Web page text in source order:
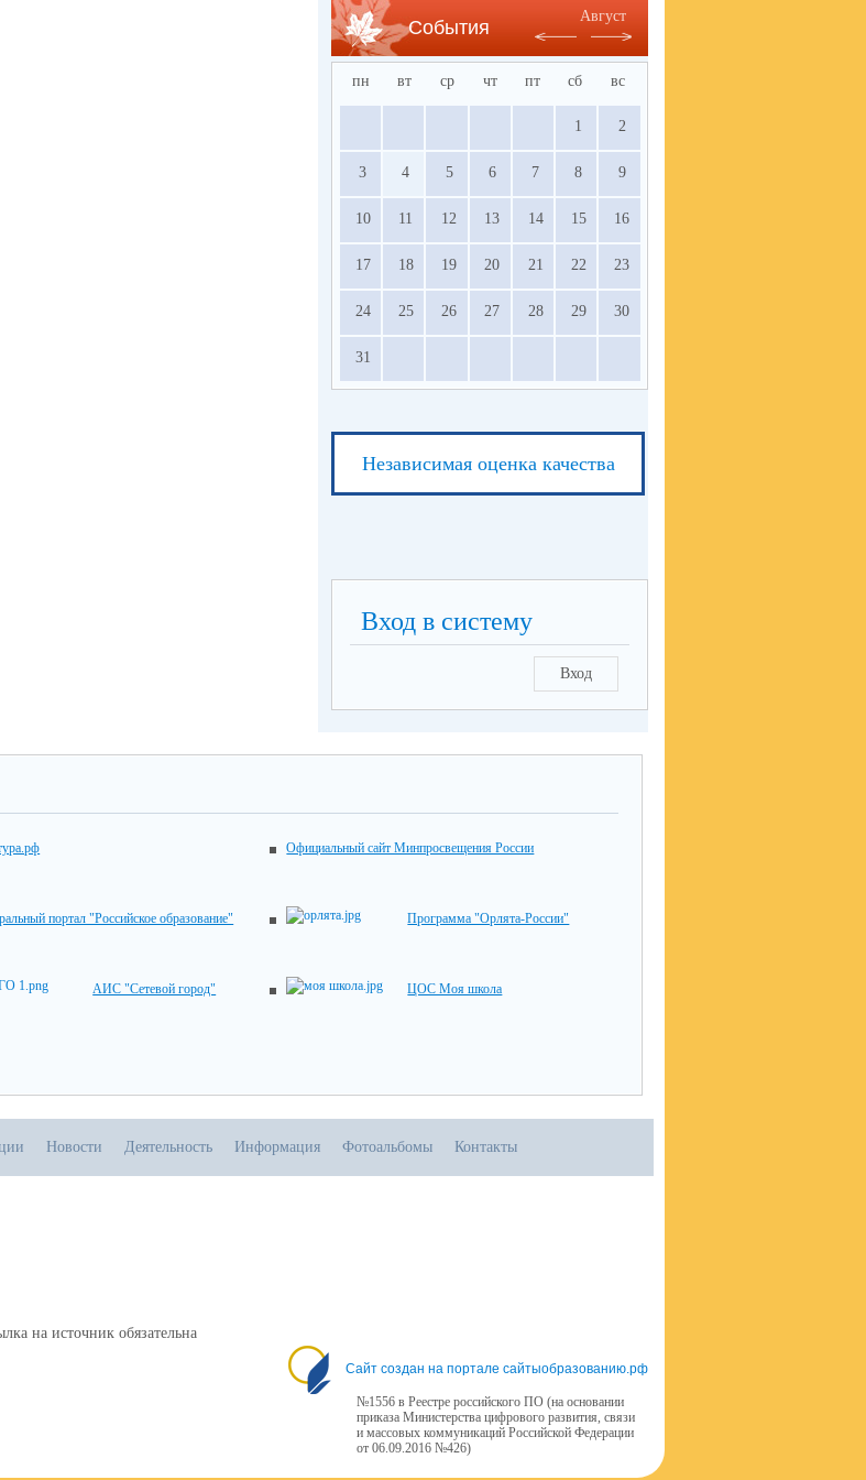
События
Август
пн вт ср чт пт сб вс
1 2
3 4 5 6 7 8 9
10 11 12 13 14 15 16
17 18 19 20 21 22 23
24 25 26 27 28 29 30
31
Независимая оценка качества
Вход в систему
Вход
Официальный сайт Минпросвещения России
портал "Российское образование" Программа "Орлята-России"
АИС "Сетевой город" ЦОС Моя школа
Новости Деятельность Информация Фотоальбомы Контакты
на источник обязательна
Сайт создан на портале сайтыобразованию.рф
№1556 в Реестре российского ПО (на основании
приказа Министерства цифрового развития, связи
и массовых коммуникаций Российской Федерации
от 06.09.2016 №426)